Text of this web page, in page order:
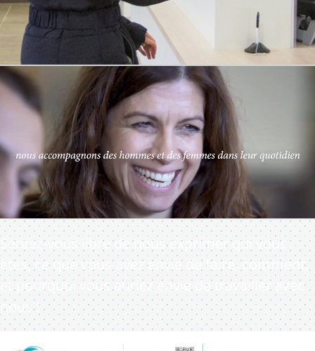
Sentez-vous libre de nous exprimer qui vous
êtes, ce que vous avez envie de faire, comment,
et pourquoi vous auriez envie de travailler avec
nous !